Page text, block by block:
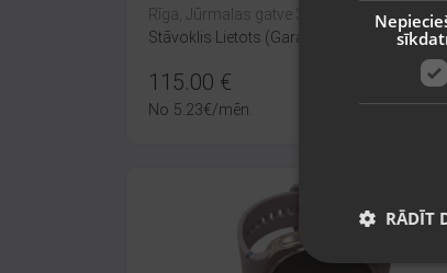
Rīga, Jūrmalas gatve 30
Stāvoklis Lietots (Garantija 6 mēneši)
115.00 €
No 5.23€/mēn.
RĀDĪT